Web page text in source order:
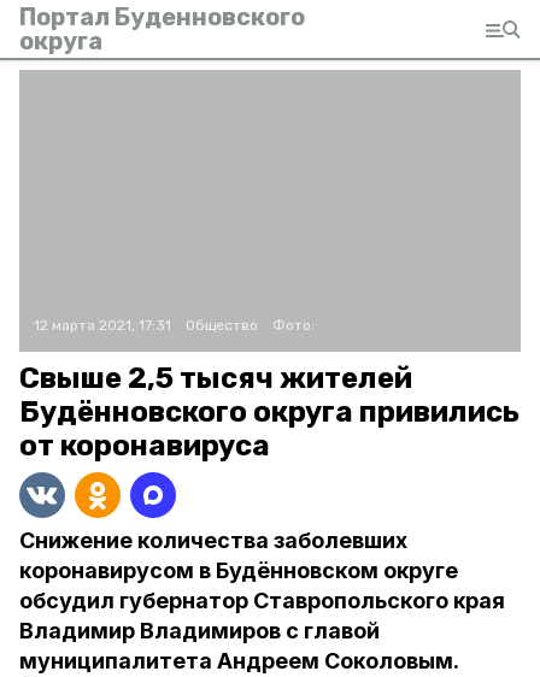
Портал Буденновского
округа
12 марта 2021, 17:31 Общество Фото:
Свыше 2,5 тысяч жителей
Будённовского округа привились
от коронавируса
Снижение количества заболевших
коронавирусом в Будённовском округе
обсудил губернатор Ставропольского края
Владимир Владимиров с главой
муниципалитета Андреем Соколовым.